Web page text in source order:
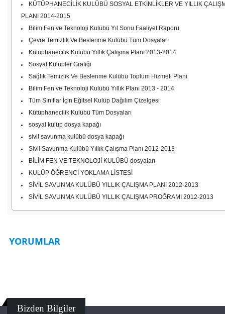
KÜTÜPHANECİLİK KULÜBÜ SOSYAL ETKİNLİKLER VE YILLIK
PLANI 2014-2015
Bilim Fen ve Teknoloji Kulübü Yıl Sonu Faaliyet Raporu
Çevre Temizlik Ve Beslenme Kulübü Tüm Dosyaları
Kütüphanecilik Kulübü Yıllık Çalışma Planı 2013-2014
Sosyal Kulüpler Grafiği
Sağlık Temizlik Ve Beslenme Kulübü Toplum Hizmeti Planı
Bilim Fen ve Teknoloji Kulübü Yıllık Planı 2013 - 2014
Tüm Sınıflar İçin Eğitsel Kulüp Dağılım Çizelgesi
Kütüphanecilik Kulübü Tüm Dosyaları
sosyal kulüp dosya kapağı
sivil savunma kulübü dosya kapağı
Sivil Savunma Kulübü Yıllık Çalışma Planı 2012-2013
BİLİM FEN VE TEKNOLOJİ KULÜBÜ dosyaları
KULÜP ÖĞRENCİ YOKLAMA LİSTESİ
SİVİL SAVUNMA KULÜBÜ YILLIK ÇALIŞMA PLANI 2012-2013
SİVİL SAVUNMA KULÜBÜ YILLIK ÇALIŞMA PROĞRAMI 2012-2013
YORUMLAR
Bizden Bilgiler